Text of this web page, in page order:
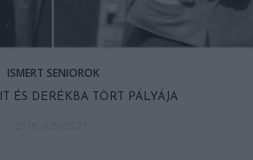
ISMERT SENIOROK
ÉS DERÉKBA TÖRT PÁLYÁJA